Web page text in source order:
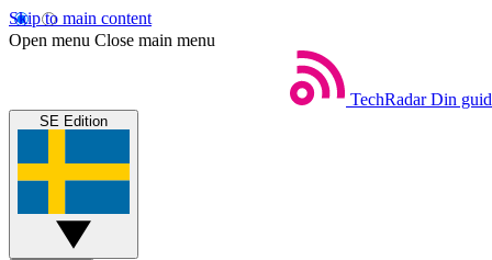
Skip to main content
Open menu Close main menu
TechRadar Din
SE Edition